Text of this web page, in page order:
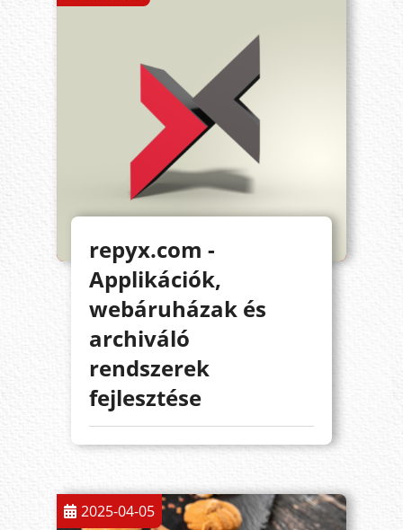
repyx.com -
Applikációk,
webáruházak és
archiváló
rendszerek
fejlesztése
2025-04-05